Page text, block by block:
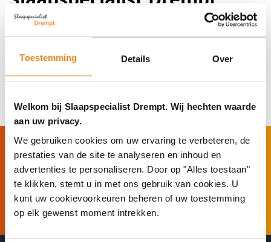
Toestemming Details Over
Welkom bij Slaapspecialist Drempt. Wij hechten waarde
aan uw privacy.
We gebruiken cookies om uw ervaring te verbeteren, de
prestaties van de site te analyseren en inhoud en
advertenties te personaliseren. Door op "Alles toestaan"
te klikken, stemt u in met ons gebruik van cookies. U
kunt uw cookievoorkeuren beheren of uw toestemming
op elk gewenst moment intrekken.
extra
opbergen
in gebruik
Maak direct online een afspraak!
Afspraak maken❯